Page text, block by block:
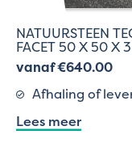
NATUURSTEEN
FACET 50 X 50 X
vanaf €640.00
Afhaling of
Lees meer